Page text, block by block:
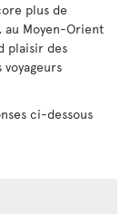
plus de
au Moyen-Orient
plaisir des
ci-dessous